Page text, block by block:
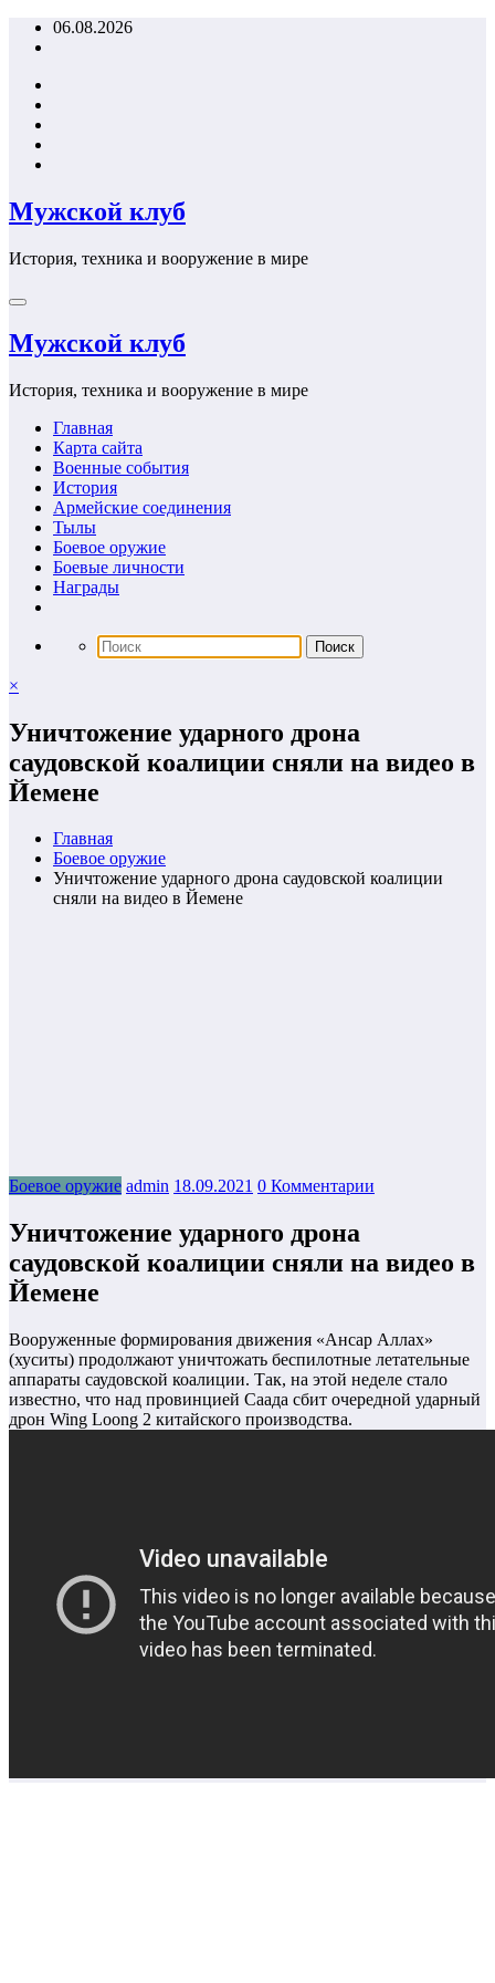
Перейти06.08.2026
Мужской клуб
История, техника и вооружение в мире
Мужской клуб
История, техника и вооружение в мире
Главная
Карта сайта
Военные события
История
Армейские соединения
Тылы
Боевое оружие
Боевые личности
Награды
×
Уничтожение ударного дрона
саудовской коалиции сняли на видео в
Йемене
Главная
Боевое оружие
Уничтожение ударного дрона саудовской коалиции
сняли на видео в Йемене
Боевое оружие admin 18.09.2021 0 Комментарии
Уничтожение ударного дрона
саудовской коалиции сняли на видео в
Йемене
Вооруженные формирования движения «Ансар Аллах»
(хуситы) продолжают уничтожать беспилотные летательные
аппараты саудовской коалиции. Так, на этой неделе стало
известно, что над провинцией Саада сбит очередной ударный
дрон Wing Loong 2 китайского производства.